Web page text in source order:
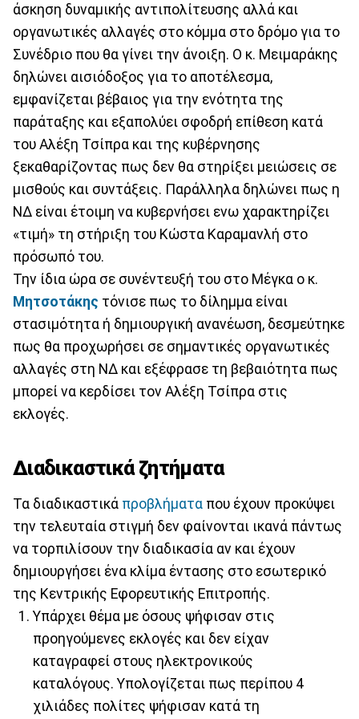
άσκηση δυναμικής αντιπολίτευσης αλλά και
οργανωτικές αλλαγές στο κόμμα στο δρόμο για το
Συνέδριο που θα γίνει την άνοιξη. Ο κ. Μειμαράκης
δηλώνει αισιόδοξος για το αποτέλεσμα,
εμφανίζεται βέβαιος για την ενότητα της
παράταξης και εξαπολύει σφοδρή επίθεση κατά
του Αλέξη Τσίπρα και της κυβέρνησης
ξεκαθαρίζοντας πως δεν θα στηρίξει μειώσεις σε
μισθούς και συντάξεις. Παράλληλα δηλώνει πως η
ΝΔ είναι έτοιμη να κυβερνήσει ενω χαρακτηρίζει
«τιμή» τη στήριξη του Κώστα Καραμανλή στο
πρόσωπό του.
Την ίδια ώρα σε συνέντευξή του στο Μέγκα ο κ.
Μητσοτάκης τόνισε πως το δίλημμα είναι
στασιμότητα ή δημιουργική ανανέωση, δεσμεύτηκε
πως θα προχωρήσει σε σημαντικές οργανωτικές
αλλαγές στη ΝΔ και εξέφρασε τη βεβαιότητα πως
μπορεί να κερδίσει τον Αλέξη Τσίπρα στις
εκλογές.
Διαδικαστικά ζητήματα
Τα διαδικαστικά προβλήματα που έχουν προκύψει
την τελευταία στιγμή δεν φαίνονται ικανά πάντως
να τορπιλίσουν την διαδικασία αν και έχουν
δημιουργήσει ένα κλίμα έντασης στο εσωτερικό
της Κεντρικής Εφορευτικής Επιτροπής.
Υπάρχει θέμα με όσους ψήφισαν στις
προηγούμενες εκλογές και δεν είχαν
καταγραφεί στους ηλεκτρονικούς
καταλόγους. Υπολογίζεται πως περίπου 4
χιλιάδες πολίτες ψήφισαν κατά τη